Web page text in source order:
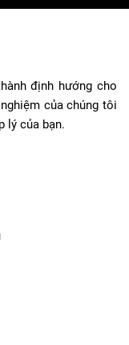
định hướng cho
của chúng tôi
lý của bạn.